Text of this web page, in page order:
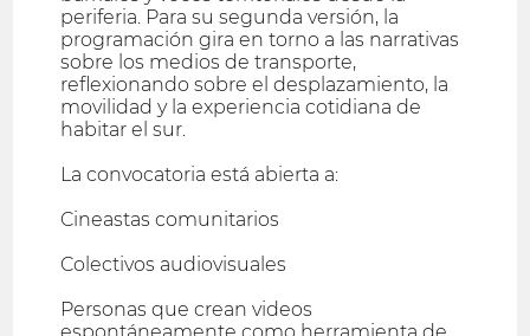
periferia. Para su segunda versión, la
programación gira en torno a las narrativas
sobre los medios de transporte,
reflexionando sobre el desplazamiento, la
movilidad y la experiencia cotidiana de
habitar el sur.
La convocatoria está abierta a:
Cineastas comunitarios
Colectivos audiovisuales
Personas que crean videos